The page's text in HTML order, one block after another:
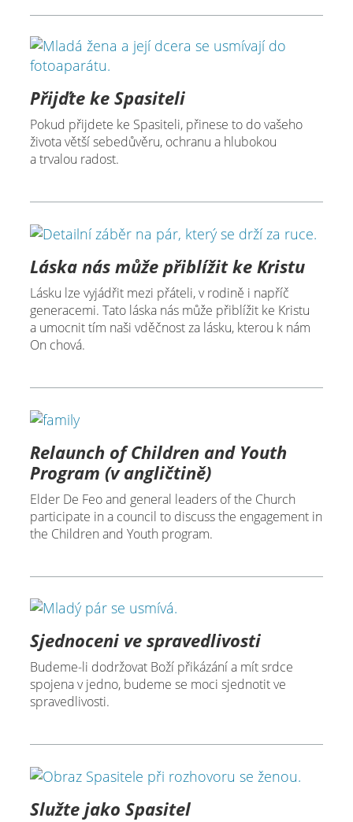
Přijďte ke Spasiteli
Pokud přijdete ke Spasiteli, přinese to do vašeho
života větší sebedůvěru, ochranu a hlubokou
a trvalou radost.
Láska nás může přiblížit ke Kristu
Lásku lze vyjádřit mezi přáteli, v rodině i napříč
generacemi. Tato láska nás může přiblížit ke Kristu
a umocnit tím naši vděčnost za lásku, kterou k nám
On chová.
Relaunch of Children and Youth
Program (v angličtině)
Elder De Feo and general leaders of the Church
participate in a council to discuss the engagement in
the Children and Youth program.
Sjednoceni ve spravedlivosti
Budeme-li dodržovat Boží přikázání a mít srdce
spojena v jedno, budeme se moci sjednotit ve
spravedlivosti.
Služte jako Spasitel